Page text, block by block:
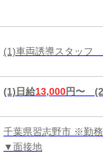
(1)車両誘導スタッ
(1)日給13,000円〜
千葉県習志野市 ※勤
▼面接地